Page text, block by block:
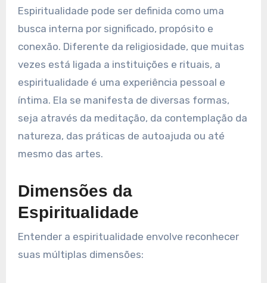
Espiritualidade pode ser definida como uma
busca interna por significado, propósito e
conexão. Diferente da religiosidade, que muitas
vezes está ligada a instituições e rituais, a
espiritualidade é uma experiência pessoal e
íntima. Ela se manifesta de diversas formas,
seja através da meditação, da contemplação da
natureza, das práticas de autoajuda ou até
mesmo das artes.
Dimensões da
Espiritualidade
Entender a espiritualidade envolve reconhecer
suas múltiplas dimensões: